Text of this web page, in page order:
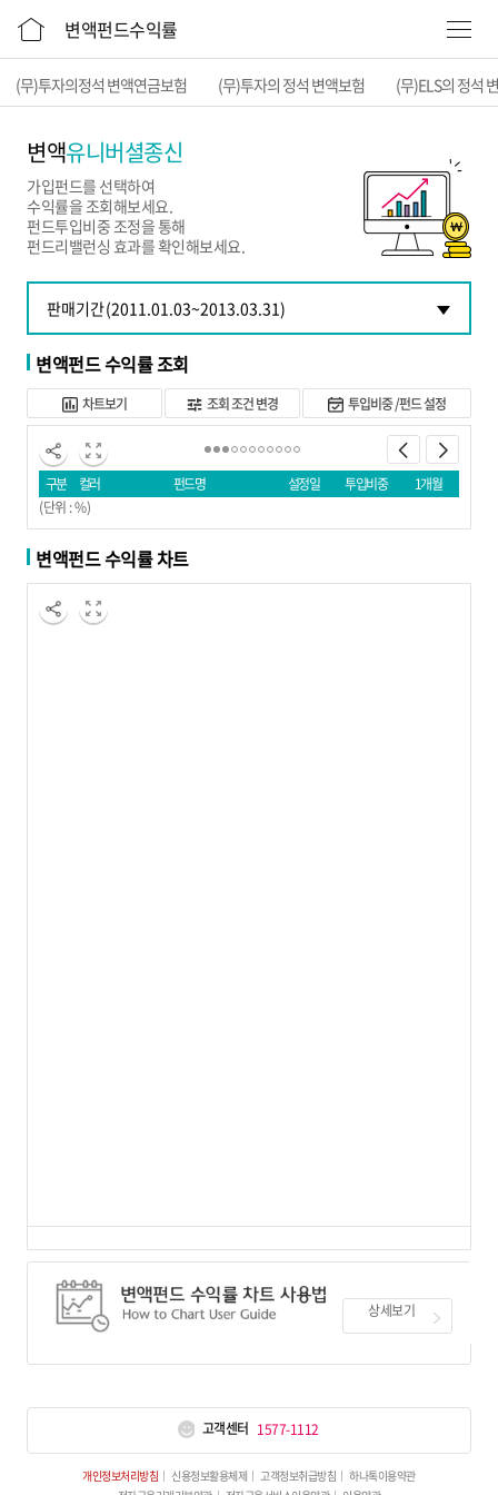
변액펀드수익률
(무)투자의정석 변액연금보험 (무)투자의 정석 변액보험 (무)ELS의 정석
변액유니버셜종신
가입펀드를 선택하여
수익률을 조회해보세요.
펀드투입비중 조정을 통해
펀드리밸런싱 효과를 확인해보세요.
변액펀드 수익률 조회
차트보기 조회 조건 변경 투입비중 /펀드 설정
구분 컬러 펀드명 설정일 투입비중
1개월
(단위 : %)
변액펀드 수익률 차트
상세보기
고객센터 1577-1112
개인정보처리방침 신용정보활용체제 고객정보취급방침
하나톡이용약관